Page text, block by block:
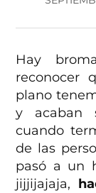
Hay
reconocer
plano
y acaban
cuando
de las
pasó a un
jijjijajaja,